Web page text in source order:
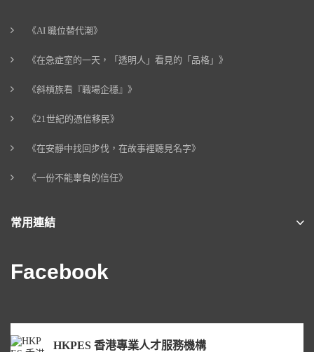
《AI 職位替代潮》
《在急症室的一天，「透明人」看見的「品格」》
《斜槓族看『職場企穩』》
《21世紀的憑信移民》
《在安靜中找回步伐，在故事裡聽見名字》
《一份不能辜負的信任》
常用連結
Facebook
HKPES 香港專業人才服務機構